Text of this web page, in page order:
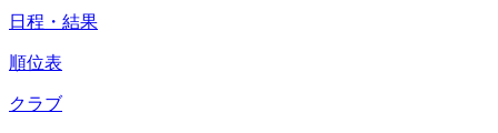
日程・結果
順位表
クラブ